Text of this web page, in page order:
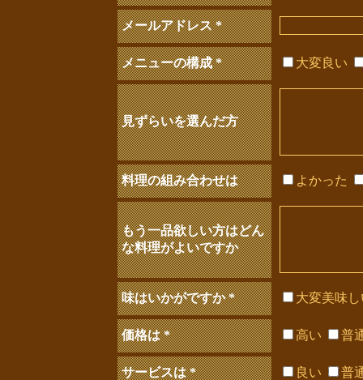
メールアドレス*
メニューの構成* 大変良い
見ずらいを選んだ方
料理の組み合わせは よかった
もう一品欲しい方はどん
な料理がよいですか
味はいかがですか* 大変美味し
価格は* 高い 普
サービスは* 良い 普